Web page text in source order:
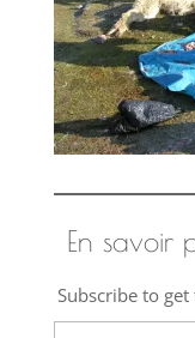
En savoir
Subscribe to
Saisissez votre adresse e-mail…